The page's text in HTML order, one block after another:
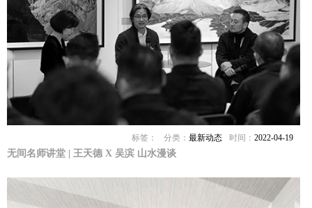
时间：2022-04-19
分类：最新动态
标签：
无间名师讲堂 | 王天德 X 吴滨 山水漫谈